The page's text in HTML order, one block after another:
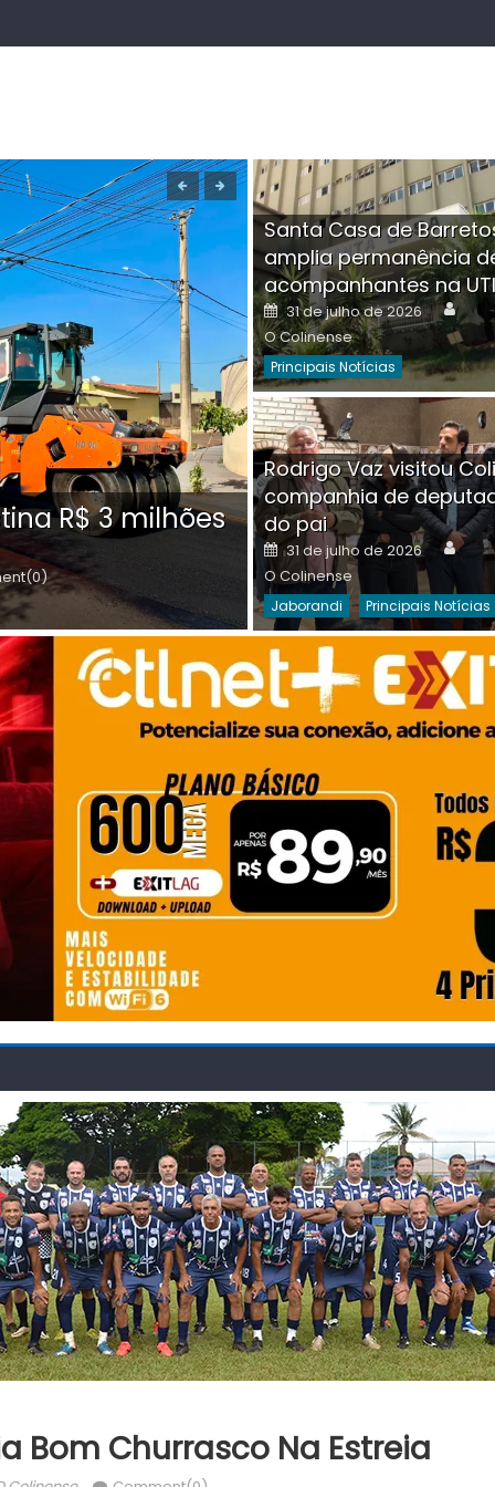
R$ 3 milhões
Boutique na Av.
invadida por
Posted
on
30 de julho de 2026 O
Destaques Da Semana
Santa Casa de
amplia permanência
acompanhantes na UTI
Posted
on
31 de julho de 2026
O Colinense
Principais Notícias
Rodrigo Vaz visitou
companhia de
do pai
Posted
on
31 de julho de 2026
O Colinense
Jaborandi Principais Notícias
Bom Churrasco Na Estreia